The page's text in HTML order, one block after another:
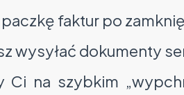
paczkę faktur po
wysyłać dokumenty
Ci na szybkim